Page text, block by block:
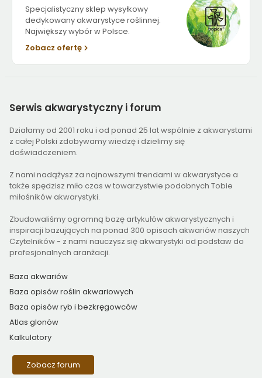
Specjalistyczny sklep wysyłkowy
dedykowany akwarystyce roślinnej.
Największy wybór w Polsce.
Zobacz ofertę
Serwis akwarystyczny i forum
Działamy od 2001 roku i od ponad 25 lat wspólnie z akwarystami
z całej Polski zdobywamy wiedzę i dzielimy się
doświadczeniem.
Z nami nadążysz za najnowszymi trendami w akwarystyce a
także spędzisz miło czas w towarzystwie podobnych Tobie
miłośników akwarystyki.
Zbudowaliśmy ogromną bazę artykułów akwarystycznych i
inspiracji bazujących na ponad 300 opisach akwariów naszych
Czytelników - z nami nauczysz się akwarystyki od podstaw do
profesjonalnych aranżacji.
Baza akwariów
Baza opisów roślin akwariowych
Baza opisów ryb i bezkręgowców
Atlas glonów
Kalkulatory
Zobacz forum